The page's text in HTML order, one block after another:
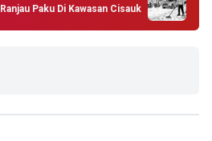
Paku Di Kawasan Cisauk